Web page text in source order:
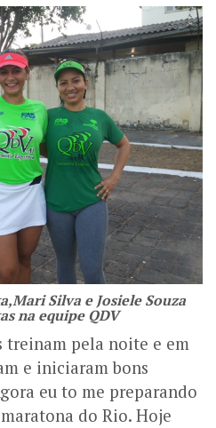
Silva e Josiele Souza
na equipe QDV
treinam pela noite e em
e iniciaram bons
eu to me preparando
do Rio. Hoje